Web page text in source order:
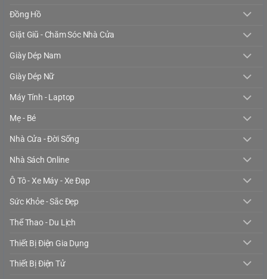
Đồng Hồ
Giặt Giũ - Chăm Sóc Nhà Cửa
Giày Dép Nam
Giày Dép Nữ
Máy Tính - Laptop
Mẹ - Bé
Nhà Cửa - Đời Sống
Nhà Sách Online
Ô Tô - Xe Máy - Xe Đạp
Sức Khỏe - Sắc Đẹp
Thể Thao - Du Lịch
Thiết Bị Điện Gia Dụng
Thiết Bị Điện Tử